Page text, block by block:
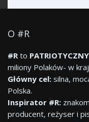
O #R
#Rto
miliony Polaków- w
Główny cel: silna,
Polska.
Inspirator #R:
producent, reżyser i